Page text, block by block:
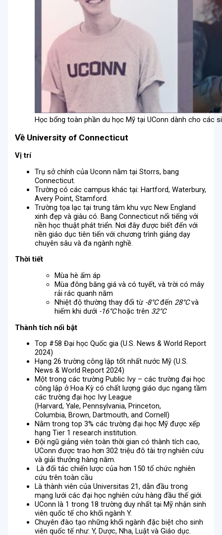
Học bổng toàn phần du học Mỹ tại UConn dành cho các
Về University of Connecticut
Vị trí
Trụ sở chính của Uconn nằm tại Storrs, bang
Connecticut.
Trường có các campus khác tại: Hartford, Waterbury,
Avery Point, Stamford.
Trường tọa lạc tại trung tâm khu vực New England
xinh đẹp và giàu có. Bang Connecticut nổi tiếng với
nền học thuật phát triển. Nơi đây được biết đến với
nền giáo dục tiên tiến với chương trình giảng dạy
chuyên sâu và đa ngành nghề.
Thời tiết
Mùa hè ấm áp
Mùa đông băng giá và có tuyết, và trời có mây
rải rác quanh năm
Nhiệt độ thường thay đổi từ -8°Cđến 28°Cvà
hiếm khi dưới -16°Choặc trên 32°C
Thành tích nổi bật
Top #58 Đại học Quốc gia (U.S. News & World Report
2024)
Hạng 26 trường công lập tốt nhất nước Mỹ (U.S.
News & World Report 2024)
Một trong các trường Public Ivy – các trường đại học
công lập ở Hoa Kỳ có chất lượng giáo dục ngang tầm
các trường đại học Ivy League
(Harvard, Yale, Pennsylvania, Princeton,
Columbia, Brown, Dartmouth, and Cornell)
Nằm trong top 3% các trường đại học Mỹ được xếp
hạng Tier 1 research institution.
Đội ngũ giảng viên toàn thời gian có thành tích cao,
UConn được trao hơn 302 triệu đô tài trợ nghiên cứu
và giải thưởng hàng năm.
Là đối tác chiến lược của hơn 150 tổ chức nghiên
cứu trên toàn cầu
Là thành viên của Universitas 21, dẫn đầu trong
mạng lưới các đại học nghiên cứu hàng đầu thế giới.
UConn là 1 trong 18 trường duy nhất tại Mỹ nhận sinh
viên quốc tế cho khối ngành Y.
Chuyên đào tạo những khối ngành đặc biệt cho sinh
viên quốc tế như: Y, Dược, Nha, Luật và Giáo dục.